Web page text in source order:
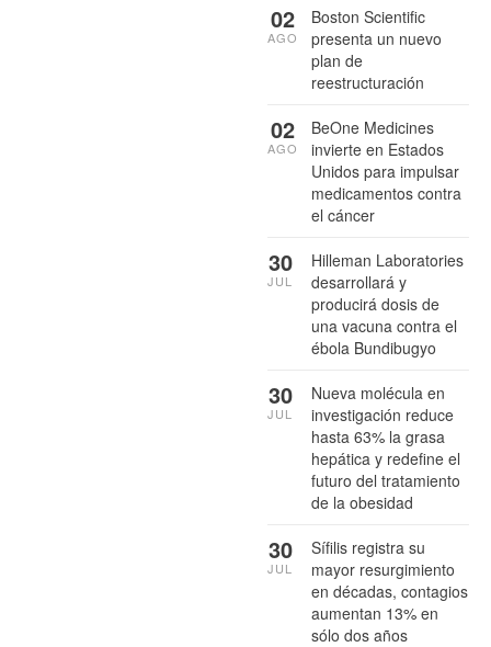
Boston Scientific
presenta un nuevo
plan de
reestructuración
02
AGO
BeOne Medicines
invierte en Estados
Unidos para impulsar
medicamentos contra
el cáncer
02
AGO
Hilleman Laboratories
desarrollará y
producirá dosis de
una vacuna contra el
ébola Bundibugyo
30
JUL
Nueva molécula en
investigación reduce
hasta 63% la grasa
hepática y redefine el
futuro del tratamiento
de la obesidad
30
JUL
Sífilis registra su
mayor resurgimiento
en décadas, contagios
aumentan 13% en
sólo dos años
30
JUL